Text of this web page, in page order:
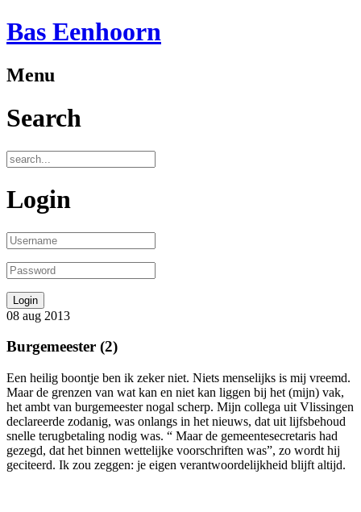
Bas Eenhoorn
Menu
Search
Login
08 aug 2013
Burgemeester (2)
Een heilig boontje ben ik zeker niet. Niets menselijks is mij vreemd.
Maar de grenzen van wat kan en niet kan liggen bij het (mijn) vak,
het ambt van burgemeester nogal scherp. Mijn collega uit Vlissingen
declareerde zodanig, was onlangs in het nieuws, dat uit lijfsbehoud
snelle terugbetaling nodig was. “ Maar de gemeentesecretaris had
gezegd, dat het binnen wettelijke voorschriften was”, zo wordt hij
geciteerd. Ik zou zeggen: je eigen verantwoordelijkheid blijft altijd.